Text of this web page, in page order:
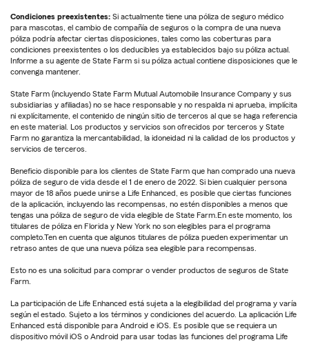
Condiciones preexistentes: Si actualmente tiene una póliza de seguro médico
para mascotas, el cambio de compañía de seguros o la compra de una nueva
póliza podría afectar ciertas disposiciones, tales como las coberturas para
condiciones preexistentes o los deducibles ya establecidos bajo su póliza actual.
Informe a su agente de State Farm si su póliza actual contiene disposiciones que le
convenga mantener.
State Farm (incluyendo State Farm Mutual Automobile Insurance Company y sus
subsidiarias y afiliadas) no se hace responsable y no respalda ni aprueba, implícita
ni explícitamente, el contenido de ningún sitio de terceros al que se haga referencia
en este material. Los productos y servicios son ofrecidos por terceros y State
Farm no garantiza la mercantabilidad, la idoneidad ni la calidad de los productos y
servicios de terceros.
Beneficio disponible para los clientes de State Farm que han comprado una nueva
póliza de seguro de vida desde el 1 de enero de 2022. Si bien cualquier persona
mayor de 18 años puede unirse a Life Enhanced, es posible que ciertas funciones
de la aplicación, incluyendo las recompensas, no estén disponibles a menos que
tengas una póliza de seguro de vida elegible de State Farm.En este momento, los
titulares de póliza en Florida y New York no son elegibles para el programa
completo.Ten en cuenta que algunos titulares de póliza pueden experimentar un
retraso antes de que una nueva póliza sea elegible para recompensas.
Esto no es una solicitud para comprar o vender productos de seguros de State
Farm.
La participación de Life Enhanced está sujeta a la elegibilidad del programa y varía
según el estado. Sujeto a los términos y condiciones del acuerdo. La aplicación Life
Enhanced está disponible para Android e iOS. Es posible que se requiera un
dispositivo móvil iOS o Android para usar todas las funciones del programa Life